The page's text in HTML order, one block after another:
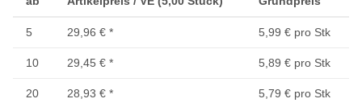
5 29,96 € * 5,99 € pro Stk
10 29,45 € * 5,89 € pro Stk
20 28,93 € * 5,79 € pro Stk